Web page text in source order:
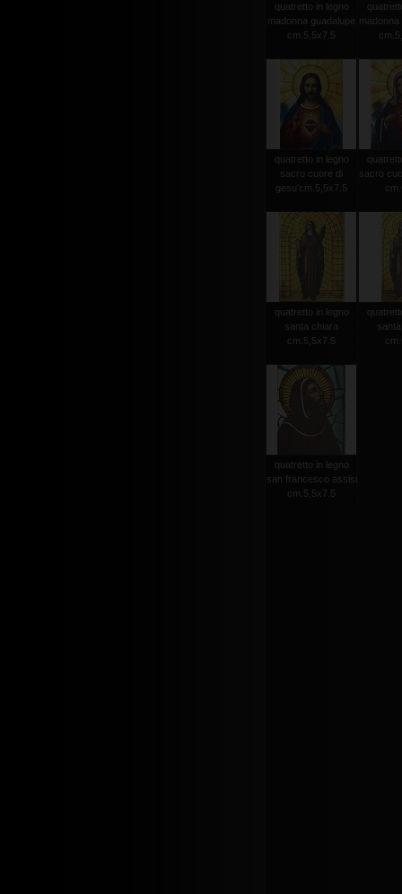
quatretto in legno
madonna guadalupe
cm.5,5x7.5
quatretto in legno
sacro cuore di
gesu'cm.5,5x7.5
sacro
quatretto in legno
santa chiara
cm.5,5x7.5
quatretto in legno
san francesco assisi
cm.5,5x7.5